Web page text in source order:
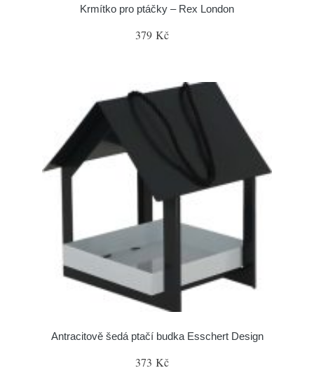
Krmítko pro ptáčky – Rex London
379 Kč
Antracitově šedá ptačí budka Esschert Design
373 Kč